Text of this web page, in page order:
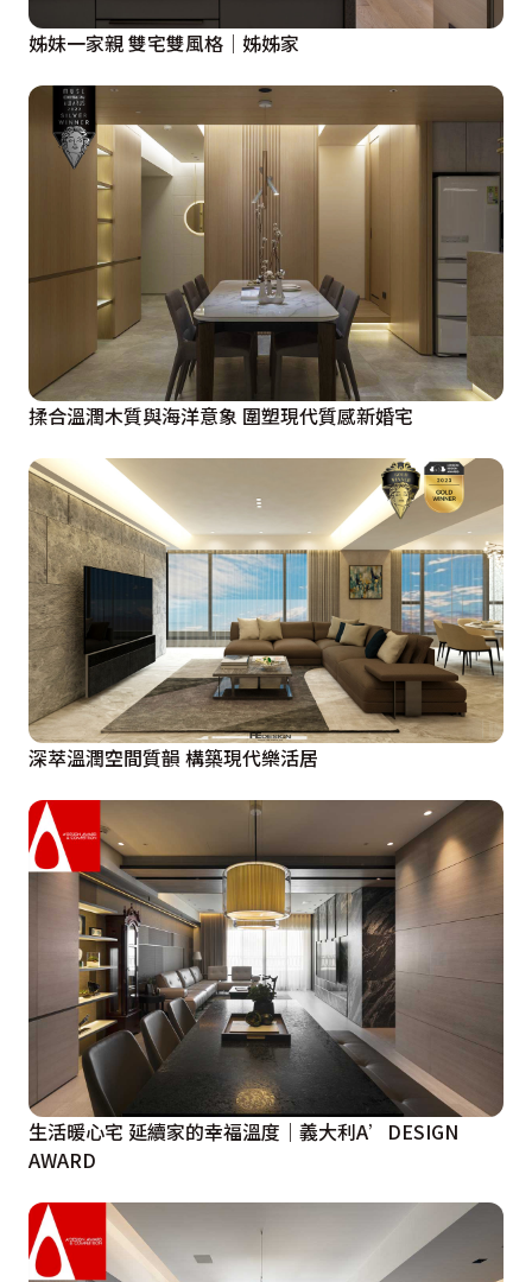
姊妹一家親 雙宅雙風格│姊姊家
揉合溫潤木質與海洋意象 圍塑現代質感新婚宅
深萃溫潤空間質韻 構築現代樂活居
生活暖心宅 延續家的幸福溫度｜義大利A’DESIGN
AWARD